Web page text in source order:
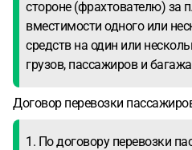
стороне (фрахтователю) за
вместимости одного или
средств на один или
грузов, пассажиров и
Договор перевозки
1. По договору перевозки